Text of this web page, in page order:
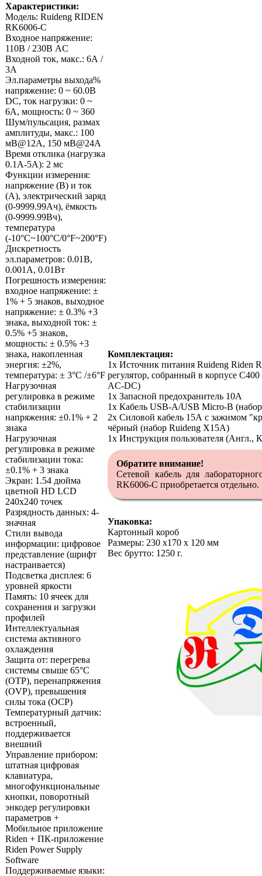
Характеристики:
Модель: Ruideng RIDEN
RK6006-C
Входное напряжение:
110В / 230В AC
Входной ток, макс.: 6А /
3А
Эл.параметры выхода%
напряжение: 0 ~ 60.0В
DC, ток нагрузки: 0 ~
6A, мощность: 0 ~ 360
Шум/пульсация, размах
амплитуды, макс.: 100
мВ@12A, 150 мВ@24A
Время отклика (нагрузка
0.1А-5А): 2 мс
Функции измерения:
напряжение (В) и ток
(А), электрический заряд
(0-9999.99Ач), ёмкость
(0-9999.99Вч),
температура
(-10°C~100°C/0°F~200°F)
Дискретность
эл.параметров: 0.01В,
0.001А, 0.01Вт
Погрешность измерения:
входное напряжение: ±
1% + 5 знаков, выходное
напряжение: ± 0.3% +3
знака, выходной ток: ±
0.5% +5 знаков,
мощность: ± 0.5% +3
знака, накопленная
энергия: ±2%,
температура: ± 3°C /±6°F
Нагрузочная
регулировка в режиме
стабилизации
напряжения: ±0.1% + 2
знака
Нагрузочная
регулировка в режиме
стабилизации тока:
±0.1% + 3 знака
Экран: 1.54 дюйма
цветной HD LCD
240х240 точек
Разрядность данных: 4-
значная
Стили вывода
информации: цифровое
представление (шрифт
настраивается)
Подсветка дисплея: 6
уровней яркости
Память: 10 ячеек для
сохранения и загрузки
профилей
Интеллектуальная
система активного
охлаждения
Защита от: перегрева
системы свыше 65°С
(OTP), перенапряжения
(OVP), превышения
силы тока (OCP)
Температурный датчик:
встроенный,
поддерживается
внешний
Управление прибором:
штатная цифровая
клавиатура,
многофункциональные
кнопки, поворотный
энкодер регулировки
параметров +
Мобильное приложение
Riden + ПК-приложение
Riden Power Supply
Software
Поддерживаемые языки:
Комплектация:
1x Источник питания Ruideng Riden
регулятор, собранный в корпусе С400
AC-DC)
1x Запасной предохранитель 10А
1х Кабель USB-A/USB Micro-B
2x Силовой кабель 15А с зажимом
чёрный (набор Ruideng X15A)
1х Инструкция пользователя (Англ.,
Обратите внимание!
Сетевой кабель для
RK6006-C приобретается отдельно.
Упаковка:
Картонный короб
Размеры: 230 х170 х 120 мм
Вес брутто: 1250 г.